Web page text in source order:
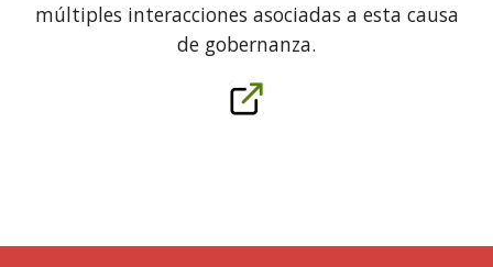
múltiples interacciones asociadas a esta causa
de gobernanza.